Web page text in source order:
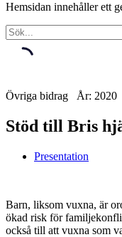
Hemsidan innehåller ett
Övriga bidrag År:
Stöd till Bris
Presentation
Barn, liksom vuxna, är
ökad risk för
också till att vuxna som